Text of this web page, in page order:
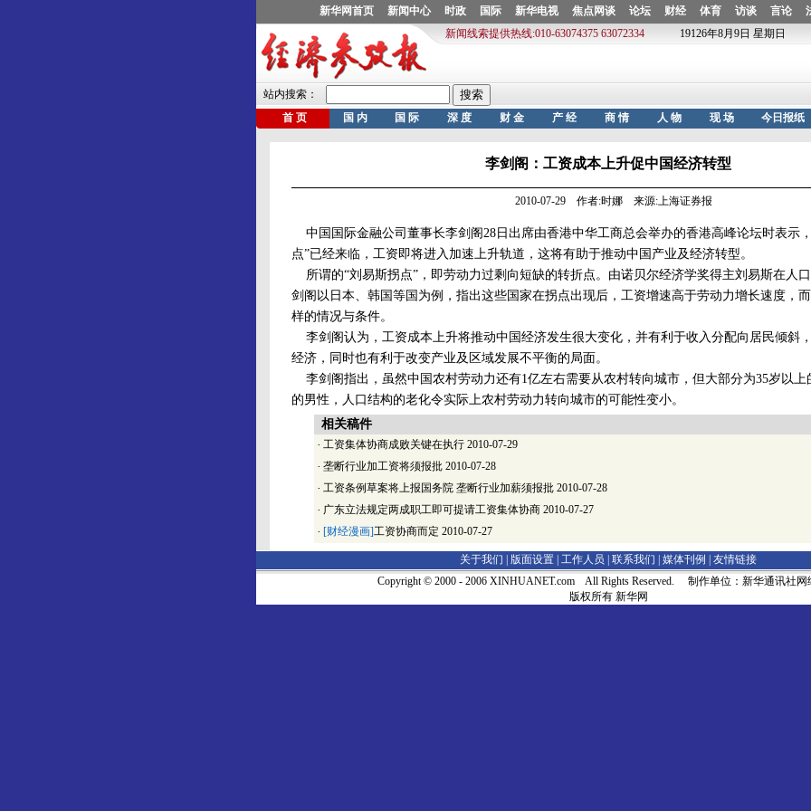
李剑阁：工资成本上升促中国经济转型
2010-07-29 作者:时娜 来源:上海证券报
中国国际金融公司董事长李剑阁28日出席由香港中华工商总会举办的香港高峰论坛时表示
点”已经来临，工资即将进入加速上升轨道，这将有助于推动中国产业及经济转型。
所谓的“刘易斯拐点”，即劳动力过剩向短缺的转折点。由诺贝尔经济学奖得主刘易斯在人
剑阁以日本、韩国等国为例，指出这些国家在拐点出现后，工资增速高于劳动力增长速度，
样的情况与条件。
李剑阁认为，工资成本上升将推动中国经济发生很大变化，并有利于收入分配向居民倾斜
经济，同时也有利于改变产业及区域发展不平衡的局面。
李剑阁指出，虽然中国农村劳动力还有1亿左右需要从农村转向城市，但大部分为35岁以上
的男性，人口结构的老化令实际上农村劳动力转向城市的可能性变小。
相关稿件
· 工资集体协商成败关键在执行 2010-07-29
· 垄断行业加工资将须报批 2010-07-28
· 工资条例草案将上报国务院 垄断行业加薪须报批 2010-07-28
· 广东立法规定两成职工即可提请工资集体协商 2010-07-27
· [财经漫画]工资协商而定 2010-07-27
关于我们 | 版面设置 工作人员 联系我们 媒体刊例
友情链接
Copyright © 2000 - 2006 XINHUANET.com All Rights Reserved. 制作单位：新华通讯社网
版权所有 新华网